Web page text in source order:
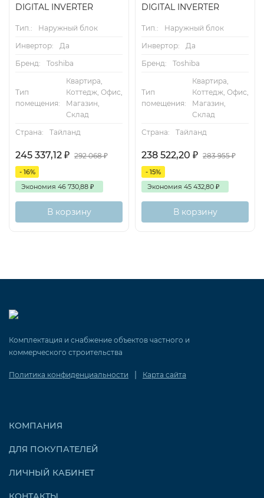
DIGITAL INVERTER
Тип.:
Наружный блок
Инвертор:
Да
Бренд:
Toshiba
Тип
помещения:
Квартира,
Коттедж, Офис,
Магазин,
Склад
Страна:
Тайланд
245 337,12 ₽ 292 068₽
- 16%
Экономия 46 730,88 ₽
В корзину
DIGITAL INVERTER
Тип.:
Наружный блок
Инвертор:
Да
Бренд:
Toshiba
Тип
помещения:
Квартира,
Коттедж, Офис,
Магазин,
Склад
Страна:
Тайланд
238 522,20 ₽ 283 955₽
- 15%
Экономия 45 432,80 ₽
В корзину
Комплектация и снабжение объектов частного и
коммерческого строительства
Политика конфиденциальности | Карта сайта
КОМПАНИЯ
ДЛЯ ПОКУПАТЕЛЕЙ
ЛИЧНЫЙ КАБИНЕТ